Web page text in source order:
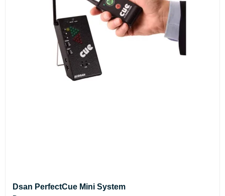
Dsan PerfectCue Mini System